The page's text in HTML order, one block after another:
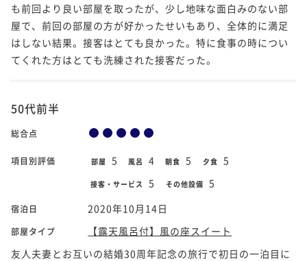
も前回より良い部屋を取ったが、少し地味な面白みのない部
屋で、前回の部屋の方が好かったせいもあり、全体的に満足
はしない結果。接客はとても良かった。特に食事の時につい
てくれた方はとても洗練された接客だった。
50代前半
総合点
項目別評価 部屋 5 風呂 4 朝食 5 夕食 5
接客・サービス 5 その他設備 5
宿泊日 2020年10月14日
部屋タイプ
【露天風呂付】風の座スイート
友人夫妻とお互いの結婚30周年記念の旅行で初日の一泊目に